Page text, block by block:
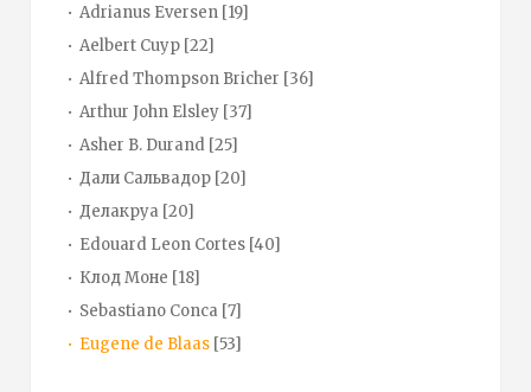
Adrianus Eversen [19]
Aelbert Cuyp [22]
Alfred Thompson Bricher [36]
Arthur John Elsley [37]
Asher B. Durand [25]
Дали Сальвадор [20]
Делакруа [20]
Edouard Leon Cortes [40]
Клод Моне [18]
Sebastiano Conca [7]
Eugene de Blaas [53]